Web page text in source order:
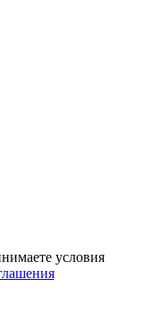
условия